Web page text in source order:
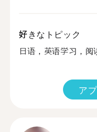
好きなトピック
日语，英语学习，阅
ア